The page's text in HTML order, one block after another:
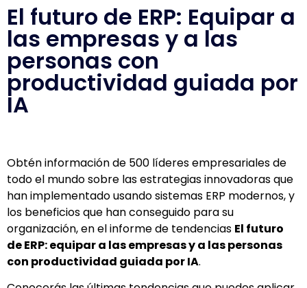
El futuro de ERP: Equipar a
las empresas y a las
personas con
productividad guiada por
IA
Obtén información de 500 líderes empresariales de
todo el mundo sobre las estrategias innovadoras que
han implementado usando sistemas ERP modernos, y
los beneficios que han conseguido para su
organización, en el informe de tendencias El futuro
de ERP: equipar a las empresas y a las personas
con productividad guiada por IA.